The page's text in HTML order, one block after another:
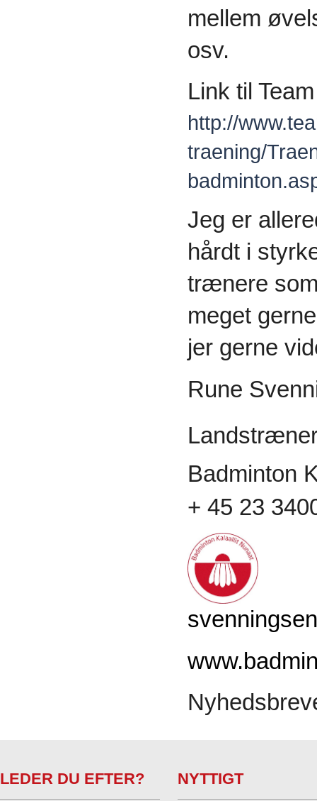
mellem
osv.
Link til
http://
traening/
Jeg er
hårdt i
trænere
meget
jer gerne
Rune
Landstr
Badminton
+ 45 23
LEDER DU EFTER? NYTTIGT